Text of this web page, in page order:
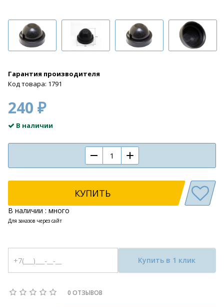
Гарантия производителя
Код товара: 1791
240 ₽
В наличии
КУПИТЬ
В наличии : много
Для заказов через сайт
Купить в 1 клик
0 ОТЗЫВОВ